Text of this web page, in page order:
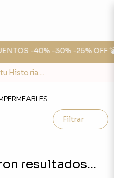
-40% -30% -25% OFF
Historia....
Filtrar
resultados...